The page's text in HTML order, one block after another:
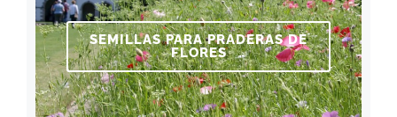
SEMILLAS PARA PRADERAS DE
FLORES